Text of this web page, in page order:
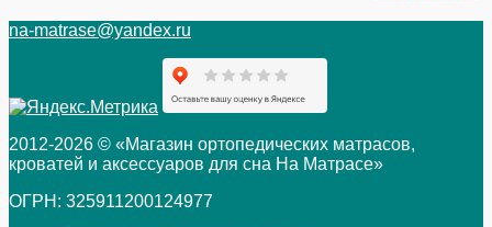
na-matrase@yandex.ru
2012-2026 © «Магазин ортопедических матрасов,
кроватей и аксессуаров для сна На Матрасе»
ОГРН: 325911200124977